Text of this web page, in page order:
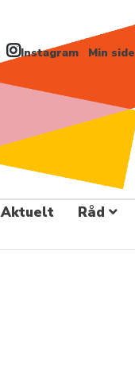
Instagram Min side
Aktuelt Råd